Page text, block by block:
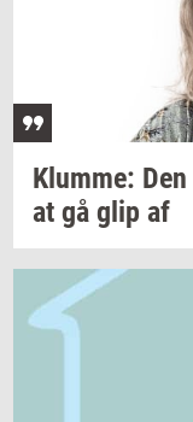
Klum­me: Den
at gå glip af